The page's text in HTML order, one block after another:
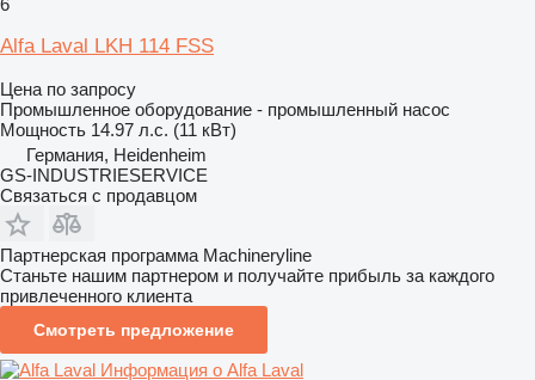
Alfa Laval LKH 114 FSS
Цена по запросу
Промышленное оборудование - промышленный насос
Мощность 14.97 л.с. (11 кВт)
Германия, Heidenheim
GS-INDUSTRIESERVICE
Связаться с продавцом
Партнерская программа Machineryline
Станьте нашим партнером и получайте прибыль за каждого
привлеченного клиента
Смотреть предложение
Информация о Alfa Laval